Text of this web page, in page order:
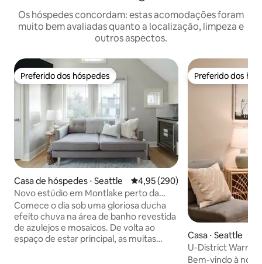
Os hóspedes concordam: estas acomodações foram
muito bem avaliadas quanto a localização, limpeza e
outros aspectos.
Preferido dos hóspedes
Preferido dos hóspedes
Casa de hóspedes ⋅ Seattle 4,95 de uma avaliação média de
4,95 (290)
Novo estúdio em Montlake perto da
Universidade de Washington
Comece o dia sob uma gloriosa ducha
efeito chuva na área de banho revestida
de azulejos e mosaicos. De volta ao
espaço de estar principal, as muitas
Preferido dos
Preferido dos
Casa ⋅ Seattle
U-District
UW
Bem-vindo à